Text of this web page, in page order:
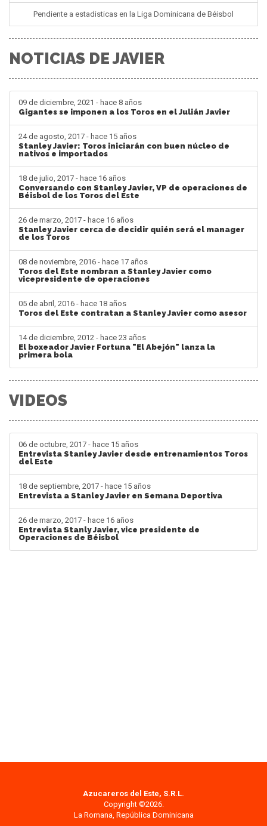
Pendiente a estadisticas en la Liga Dominicana de Béisbol
NOTICIAS DE JAVIER
09 de diciembre, 2021 - hace 8 años
Gigantes se imponen a los Toros en el Julián Javier
24 de agosto, 2017 - hace 15 años
Stanley Javier: Toros iniciarán con buen núcleo de
nativos e importados
18 de julio, 2017 - hace 16 años
Conversando con Stanley Javier, VP de operaciones de
Béisbol de los Toros del Este
26 de marzo, 2017 - hace 16 años
Stanley Javier cerca de decidir quién será el manager
de los Toros
08 de noviembre, 2016 - hace 17 años
Toros del Este nombran a Stanley Javier como
vicepresidente de operaciones
05 de abril, 2016 - hace 18 años
Toros del Este contratan a Stanley Javier como asesor
14 de diciembre, 2012 - hace 23 años
El boxeador Javier Fortuna "El Abejón" lanza la
primera bola
VIDEOS
06 de octubre, 2017 - hace 15 años
Entrevista Stanley Javier desde entrenamientos Toros
del Este
18 de septiembre, 2017 - hace 15 años
Entrevista a Stanley Javier en Semana Deportiva
26 de marzo, 2017 - hace 16 años
Entrevista Stanly Javier, vice presidente de
Operaciones de Béisbol
Azucareros del Este, S.R.L.
Copyright ©2026.
La Romana, República Dominicana